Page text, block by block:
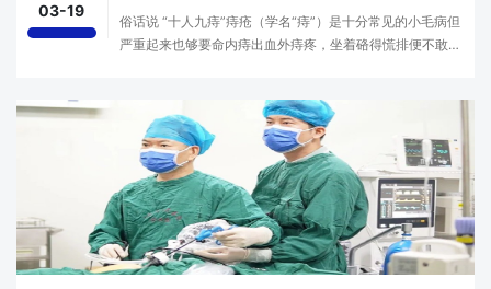
03-19
俗话说 “十人九痔”痔疮（学名“痔”）是十分常见的小毛病但
严重起来也够要命内痔出血外痔疼，坐着硌得慌排便不敢用